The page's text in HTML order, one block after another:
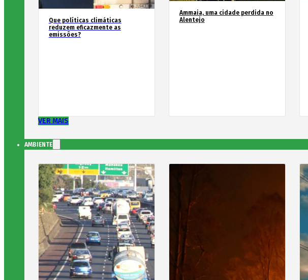
Que políticas climáticas
reduzem eficazmente as
emissões?
Ammaia, uma cidade perdida no
Alentejo
VER MAIS
AMBIENTE